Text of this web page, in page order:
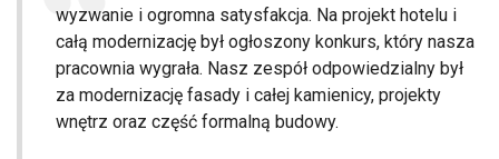
wyzwanie i ogromna satysfakcja. Na projekt hotelu i
całą modernizację był ogłoszony konkurs, który nasza
pracownia wygrała. Nasz zespół odpowiedzialny był
za modernizację fasady i całej kamienicy, projekty
wnętrz oraz część formalną budowy.